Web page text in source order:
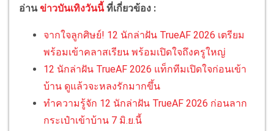
อ่านข่าวบันเทิงวันนี้ ที่เกี่ยวข้อง :
จากใจลูกศิษย์! 12 นักล่าฝัน TrueAF 2026 เตรียม
พร้อมเข้าคลาสเรียน พร้อมเปิดใจถึงครูใหญ่
12 นักล่าฝัน TrueAF 2026 แท็กทีมเปิดใจก่อนเข้า
บ้าน ดูแล้วจะหลงรักมากขึ้น
ทำความรู้จัก 12 นักล่าฝัน TrueAF 2026 ก่อนลาก
กระเป๋าเข้าบ้าน 7 มิ.ย.นี้